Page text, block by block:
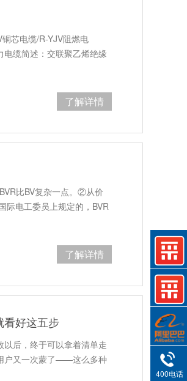
芯电缆/R-YJV阻燃电
电缆简述：交联聚乙烯绝缘
了解详情
比BV复杂一点。②从价
际电工委员上规定的，BVR
了解详情
看好这五步
后，终于可以拿着清单走
户又一次蒙了——这么多种
400电话